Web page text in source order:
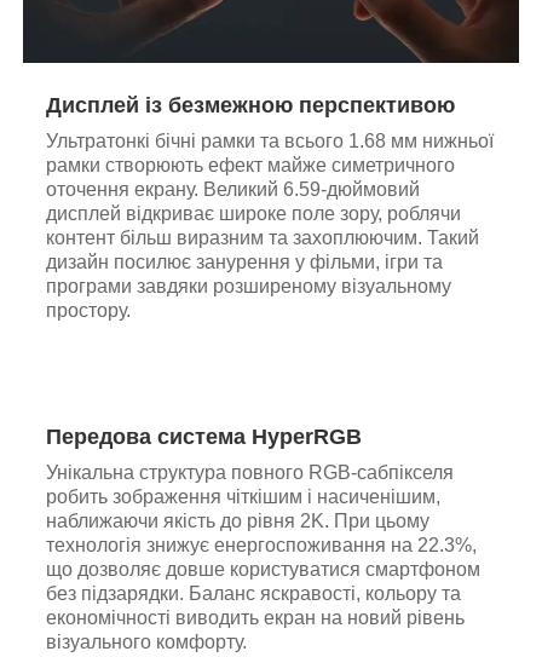
Дисплей із безмежною перспективою
Ультратонкі бічні рамки та всього 1.68 мм нижньої
рамки створюють ефект майже симетричного
оточення екрану. Великий 6.59-дюймовий
дисплей відкриває широке поле зору, роблячи
контент більш виразним та захоплюючим. Такий
дизайн посилює занурення у фільми, ігри та
програми завдяки розширеному візуальному
простору.
Передова система HyperRGB
Унікальна структура повного RGB-сабпікселя
робить зображення чіткішим і насиченішим,
наближаючи якість до рівня 2K. При цьому
технологія знижує енергоспоживання на 22.3%,
що дозволяє довше користуватися смартфоном
без підзарядки. Баланс яскравості, кольору та
економічності виводить екран на новий рівень
візуального комфорту.